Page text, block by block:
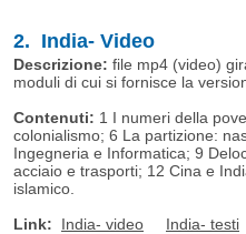
2. India- Video
Descrizione: file mp4 (video)
moduli di cui si fornisce la
Contenuti: 1 I numeri della
colonialismo; 6 La partizione:
Ingegneria e Informatica; 9
acciaio e trasporti; 12 Cina e
islamico.
Link: India- video India- testi